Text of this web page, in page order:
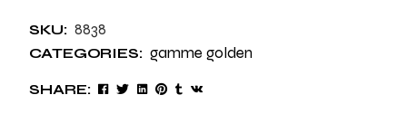
SKU: 8838
CATEGORIES: gamme golden
SHARE: